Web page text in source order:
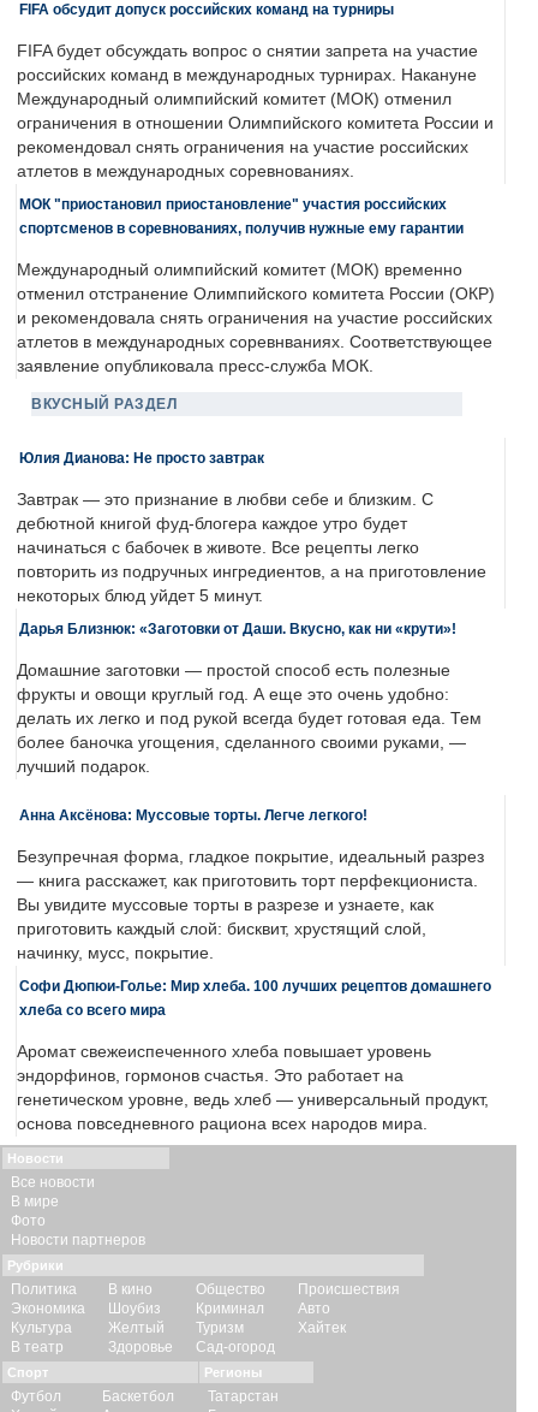
FIFA обсудит допуск российских команд на турниры
FIFA будет обсуждать вопрос о снятии запрета на участие
российских команд в международных турнирах. Накануне
Международный олимпийский комитет (МОК) отменил
ограничения в отношении Олимпийского комитета России и
рекомендовал снять ограничения на участие российских
атлетов в международных соревнованиях.
МОК "приостановил приостановление" участия российских
спортсменов в соревнованиях, получив нужные ему гарантии
Международный олимпийский комитет (МОК) временно
отменил отстранение Олимпийского комитета России (ОКР)
и рекомендовала снять ограничения на участие российских
атлетов в международных соревнваниях. Соответствующее
заявление опубликовала пресс-служба МОК.
ВКУСНЫЙ РАЗДЕЛ
Юлия Дианова: Не просто завтрак
Завтрак — это признание в любви себе и близким. С
дебютной книгой фуд-блогера каждое утро будет
начинаться с бабочек в животе. Все рецепты легко
повторить из подручных ингредиентов, а на приготовление
некоторых блюд уйдет 5 минут.
Дарья Близнюк: «Заготовки от Даши. Вкусно, как ни «крути»!
Домашние заготовки — простой способ есть полезные
фрукты и овощи круглый год. А еще это очень удобно:
делать их легко и под рукой всегда будет готовая еда. Тем
более баночка угощения, сделанного своими руками, —
лучший подарок.
Анна Аксёнова: Муссовые торты. Легче легкого!
Безупречная форма, гладкое покрытие, идеальный разрез
— книга расскажет, как приготовить торт перфекциониста.
Вы увидите муссовые торты в разрезе и узнаете, как
приготовить каждый слой: бисквит, хрустящий слой,
начинку, мусс, покрытие.
Софи Дюпюи-Голье: Мир хлеба. 100 лучших рецептов домашнего
хлеба со всего мира
Аромат свежеиспеченного хлеба повышает уровень
эндорфинов, гормонов счастья. Это работает на
генетическом уровне, ведь хлеб — универсальный продукт,
основа повседневного рациона всех народов мира.
Новости
Все новости
В мире
Фото
Новости партнеров
Рубрики
Политика
Экономика
Культура
В театр
В кино
Шоубиз
Желтый
Здоровье
Общество
Криминал
Туризм
Сад-огород
Происшествия
Авто
Хайтек
Спорт
Футбол
Баскетбол
Регионы
Татарстан